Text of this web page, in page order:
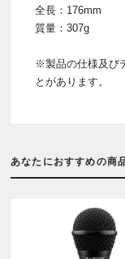
全長：176mm
質量：307g
※製品の仕様及び
とがあります。
あなたにおすすめの商